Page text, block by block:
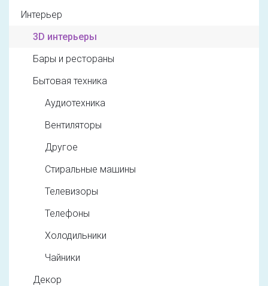
Интерьер
3D интерьеры
Бары и рестораны
Бытовая техника
Аудиотехника
Вентиляторы
Другое
Стиральные машины
Телевизоры
Телефоны
Холодильники
Чайники
Декор